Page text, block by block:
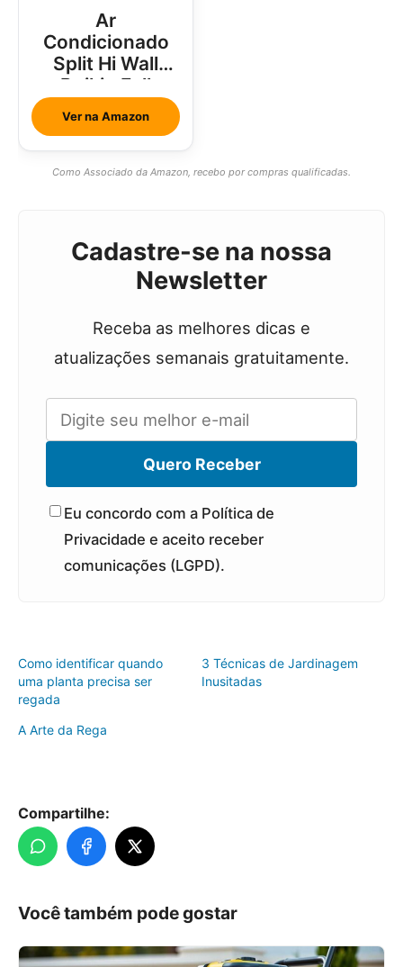
Ar
Condicionado
Split Hi Wall
Daikin Full
Inverter 18000
Btus
Ver na Amazon
Como Associado da Amazon, recebo por compras qualificadas.
Cadastre-se na nossa
Newsletter
Receba as melhores dicas e
atualizações semanais gratuitamente.
Quero Receber
Eu concordo com a Política de
Privacidade e aceito receber
comunicações (LGPD).
Como identificar quando
uma planta precisa ser
regada
3 Técnicas de Jardinagem
Inusitadas
A Arte da Rega
Compartilhe:
Você também pode gostar